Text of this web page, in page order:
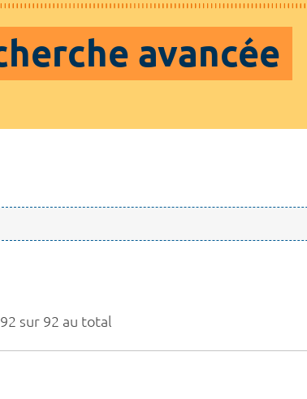
avancée
sur 92 au total